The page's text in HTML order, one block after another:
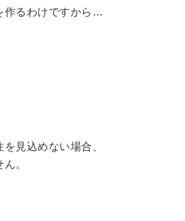
作るわけですから…
見込めない場合、
。